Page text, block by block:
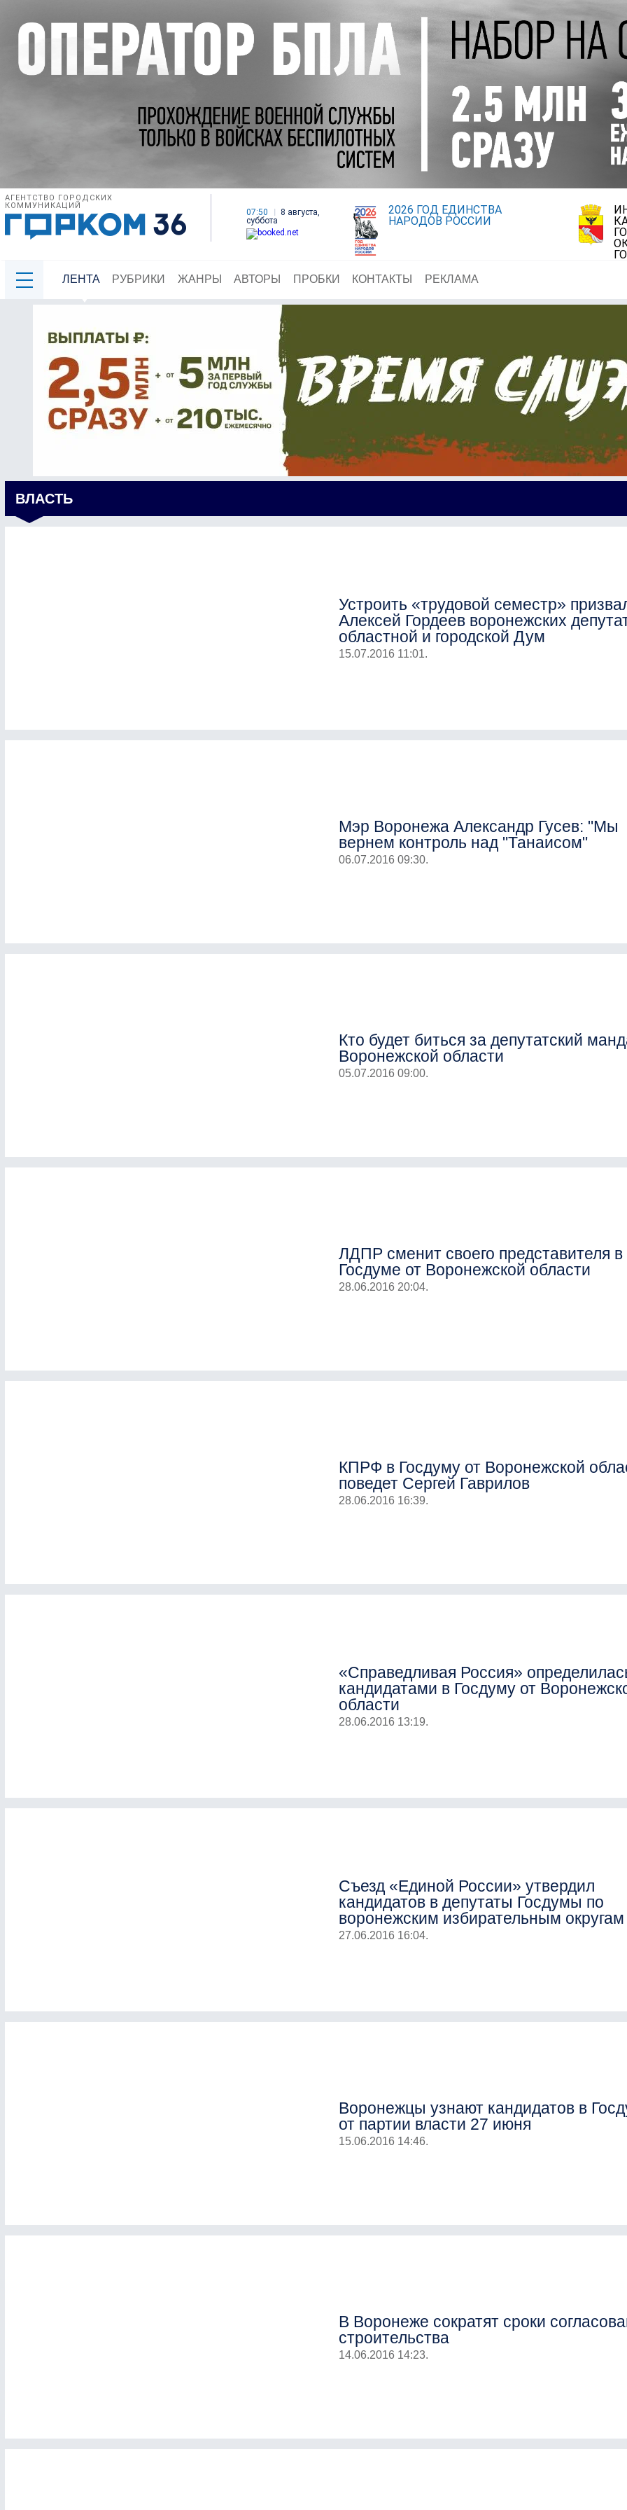
АГЕНТСТВО ГОРОДСКИХ
КОММУНИКАЦИЙ
07:50
8 августа,
суббота
2026 ГОД ЕДИНСТВА
НАРОДОВ РОССИИ
ЛЕНТА РУБРИКИ ЖАНРЫ АВТОРЫ ПРОБКИ КОНТАКТЫ РЕКЛАМА
ВЛАСТЬ
Устроить «трудовой семестр»
Алексей Гордеев воронежских
областной и городской Дум
15.07.2016 11:01.
Мэр Воронежа Александр Гусев: "Мы
вернем контроль над "Танаисом"
06.07.2016 09:30.
Кто будет биться за депутатский
Воронежской области
05.07.2016 09:00.
ЛДПР сменит своего представителя в
Госдуме от Воронежской области
28.06.2016 20:04.
КПРФ в Госдуму от Воронежской
поведет Сергей Гаврилов
28.06.2016 16:39.
«Справедливая Россия»
кандидатами в Госдуму от
области
28.06.2016 13:19.
Съезд «Единой России» утвердил
кандидатов в депутаты Госдумы по
воронежским избирательным округам
27.06.2016 16:04.
Воронежцы узнают кандидатов в
от партии власти 27 июня
15.06.2016 14:46.
В Воронеже сократят сроки
строительства
14.06.2016 14:23.